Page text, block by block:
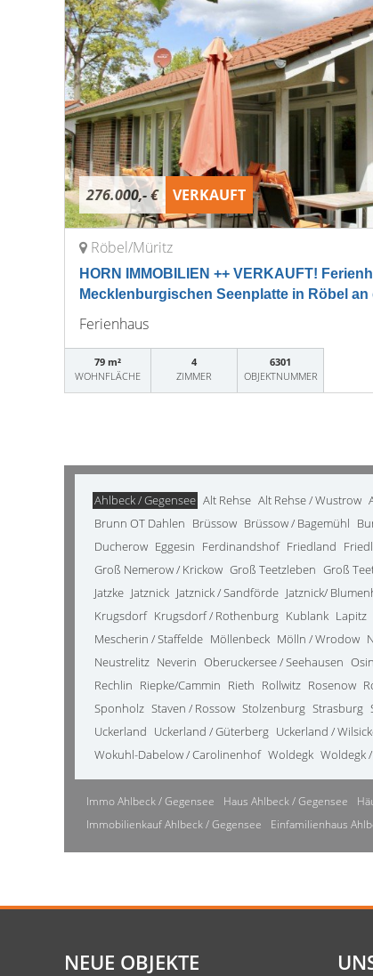
276.000,- € VERKAUFT
Röbel/Müritz
HORN IMMOBILIEN ++ VERKAUFT!
Mecklenburgischen Seenplatte in Röbel an
Ferienhaus
79 m²
WOHNFLÄCHE
4
ZIMMER
6301
OBJEKTNUMMER
Ahlbeck / Gegensee Alt Rehse Alt Rehse / Wustrow
Brunn OT Dahlen Brüssow Brüssow / Bagemühl
Ducherow Eggesin Ferdinandshof Friedland
Groß Nemerow / Krickow Groß Teetzleben Groß
Jatzke Jatznick Jatznick / Sandförde Jatznick/
Krugsdorf Krugsdorf / Rothenburg Kublank Lapitz
Mescherin / Staffelde Möllenbeck Mölln / Wrodow
Neustrelitz Neverin Oberuckersee / Seehausen
Rechlin Riepke/Cammin Rieth Rollwitz Rosenow
Sponholz Staven / Rossow Stolzenburg Strasburg
Uckerland Uckerland / Güterberg Uckerland /
Wokuhl-Dabelow / Carolinenhof Woldegk Woldegk
Immo Ahlbeck / Gegensee Haus Ahlbeck / Gegensee
Immobilienkauf Ahlbeck / Gegensee
Einfamilienhaus
NEUE OBJEKTE